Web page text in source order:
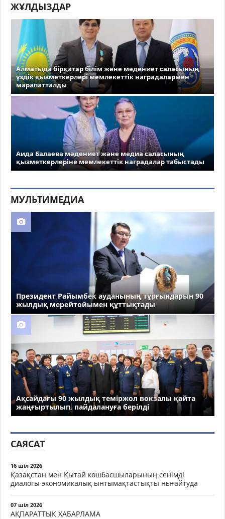
ЖҰЛДЫЗДАР
Алматыда бірқатар білім және мәдениет саласының
үздік қызметкерлері мемлекеттік наградалармен
марапатталды
Аида Балаева мәдениет және медиа саласының
қызметкерлеріне мемлекеттік наградалар табыстады
МУЛЬТИМЕДИА
Президент Райымбек ауданының тұрғындарын 90
жылдық мерейтойымен құттықтады
Ақсайдағы 90 жылдық теміржол вокзалы қайта
жаңғыртылып, пайдалануға берілді
САЯСАТ
16 шіл 2026
Қазақстан мен Қытай көшбасшыларының сенімді
диалогы экономикалық ынтымақтастықты нығайтуда
07 шіл 2026
АҚПАРАТТЫҚ ХАБАРЛАМА